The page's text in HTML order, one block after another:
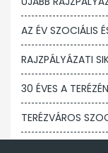
AZ ÉV SZOCIÁLIS
RAJZPÁLYÁZATI
30 ÉVES A
TERÉZVÁROS